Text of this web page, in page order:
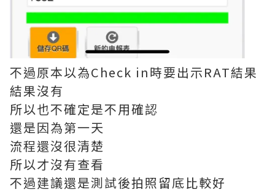
不過原本以為Check in時要出示RAT結果
結果沒有
所以也不確定是不用確認
還是因為第一天
流程還沒很清楚
所以才沒有查看
不過建議還是測試後拍照留底比較好